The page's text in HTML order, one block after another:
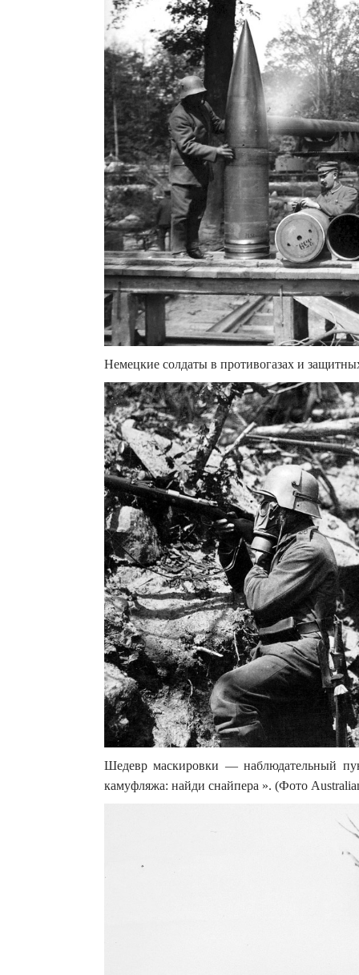
Немецкие солдаты в противогазах и
Шедевр маскировки — наблюдательный
камуфляжа: найди снайпера ». (Фото